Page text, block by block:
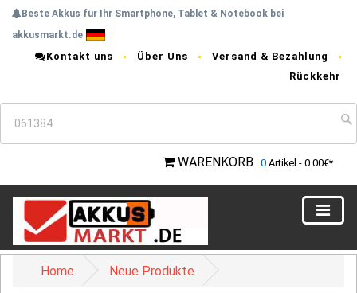
Beste Akkus für Ihr Smartphone, Tablet & Notebook bei
akkusmarkt.de
Kontakt uns Über Uns
Versand & Bezahlung
Rückkehr
WARENKORB 0 Artikel - 0.00€*
Home Neue Produkte